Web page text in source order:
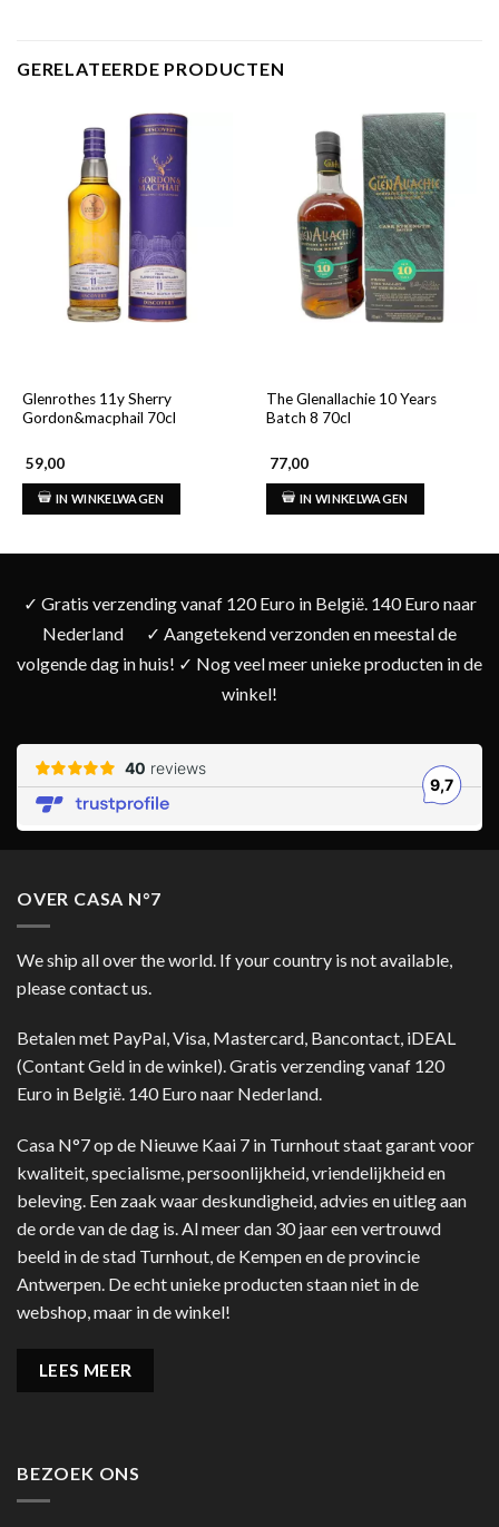
GERELATEERDE PRODUCTEN
Glenrothes 11y Sherry
Gordon&macphail 70cl
59,00
IN WINKELWAGEN
The Glenallachie 10 Years
Batch 8 70cl
77,00
IN WINKELWAGEN
✓ Gratis verzending vanaf 120 Euro in België. 140 Euro naar
Nederland
✓ Aangetekend verzonden en meestal de
volgende dag in huis! ✓ Nog veel meer unieke producten in de
winkel!
OVER CASA N°7
We ship all over the world. If your country is not available,
please contact us.
Betalen met PayPal, Visa, Mastercard, Bancontact, iDEAL
(Contant Geld in de winkel). Gratis verzending vanaf 120
Euro in België. 140 Euro naar Nederland.
Casa N°7 op de Nieuwe Kaai 7 in Turnhout staat garant voor
kwaliteit, specialisme, persoonlijkheid, vriendelijkheid en
beleving. Een zaak waar deskundigheid, advies en uitleg aan
de orde van de dag is. Al meer dan 30 jaar een vertrouwd
beeld in de stad Turnhout, de Kempen en de provincie
Antwerpen. De echt unieke producten staan niet in de
webshop, maar in de winkel!
LEES MEER
BEZOEK ONS